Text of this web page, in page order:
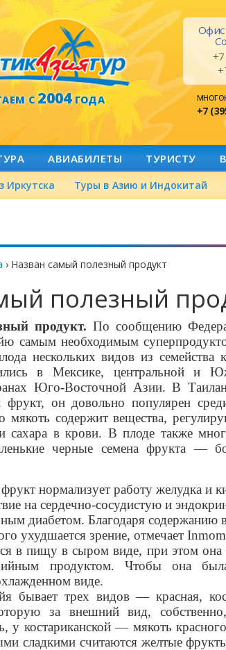
С2004ГОДА
Офис
+7
АВИАБИЛЕТЫ ТУРИСТУ
Иркутска Туры в Азию и Индокитай
› Назван самый полезный продукт
полезный
продукт. По сообщению
самым необходимым
нескольких видов из семейства
в Мексике, центральной и
Юго-Восточной Азии. В
фрукт, он довольно популярен
мякоть содержит вещества,
и сахара в крови. В плоде также
черные семена фрукта —
нормализует работу желудка и
на сердечно-сосудистую и
диабетом. Благодаря содержанию
ухудшается зрение, отмечает
в пищу в сыром виде, при этом она
продуктом. Чтобы она
виде.
бывает трех видов — красная,
за внешний вид,
у костариканской — мякоть
сладкими считаются желтые